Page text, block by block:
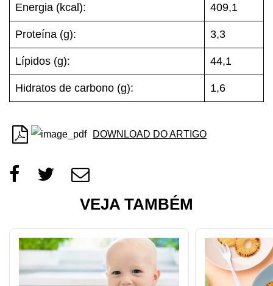
Energia (kcal): 409,1
Proteína (g): 3,3
Lípidos (g): 44,1
Hidratos de carbono (g): 1,6
DOWNLOAD DO ARTIGO
VEJA TAMBÉM